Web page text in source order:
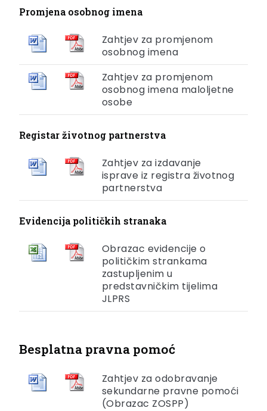
Promjena osobnog imena
Zahtjev za promjenom
osobnog imena
Zahtjev za promjenom
osobnog imena maloljetne
osobe
Registar životnog partnerstva
Zahtjev za izdavanje
isprave iz registra životnog
partnerstva
Evidencija političkih stranaka
Obrazac evidencije o
političkim strankama
zastupljenim u
predstavničkim tijelima
JLPRS
Besplatna pravna pomoć
Zahtjev za odobravanje
sekundarne pravne pomoći
(Obrazac ZOSPP)